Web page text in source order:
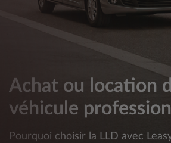
Achat ou location
véhicule
Pourquoi choisir la LLD avec